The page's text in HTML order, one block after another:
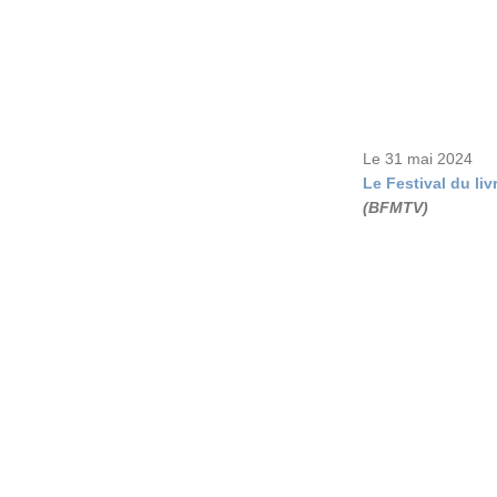
Le 31 mai 2024
Le Festival du
(BFMTV)